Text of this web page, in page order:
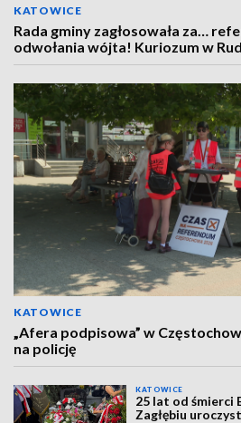
KATOWICE
Rada gminy zagłosowała za…
odwołania wójta! Kuriozum w
KATOWICE
„Afera podpisowa” w
na policję
KATOWICE
25 lat od śmierci
Zagłębiu